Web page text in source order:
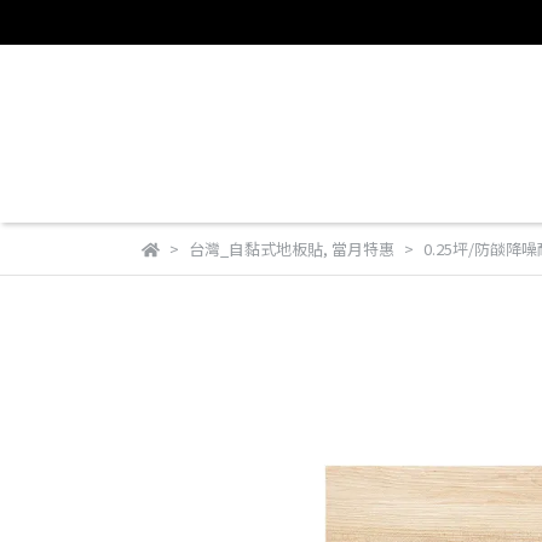
台灣_自黏式地板貼, 當月特惠 0.25坪/防燄降